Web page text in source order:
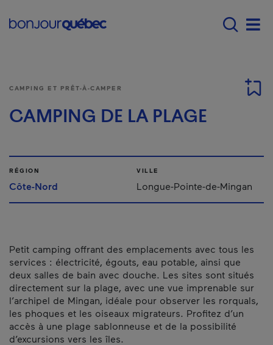
Main navigation -
CAMPING ET PRÊT-À-CAMPER
CAMPING DE LA PLAGE
RÉGION
Côte-Nord
VILLE
Longue-Pointe-de-Mingan
Petit camping offrant des emplacements avec tous les
services : électricité, égouts, eau potable, ainsi que
deux salles de bain avec douche. Les sites sont situés
directement sur la plage, avec une vue imprenable sur
l’archipel de Mingan, idéale pour observer les rorquals,
les phoques et les oiseaux migrateurs. Profitez d’un
accès à une plage sablonneuse et de la possibilité
d’excursions vers les îles.